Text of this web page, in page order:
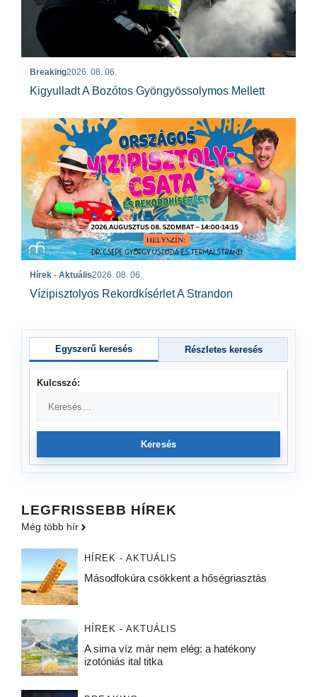
Breaking2026. 08. 06.
Kigyulladt A Bozótos Gyöngyössolymos Mellett
Hírek - Aktuális2026. 08. 06.
Vízipisztolyos Rekordkísérlet A Strandon
Egyszerű keresés Részletes keresés
Kulcsszó:
Keresés
LEGFRISSEBB HÍREK
Még több hír
HÍREK - AKTUÁLIS
Másodfokúra csökkent a hőségriasztás
HÍREK - AKTUÁLIS
A sima víz már nem elég: a hatékony
izotóniás ital titka